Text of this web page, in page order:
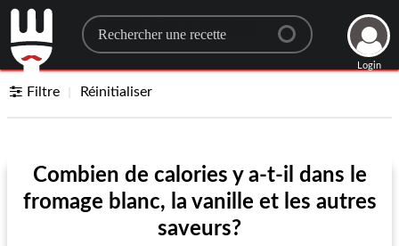
Search for a recipe
Login
Filtre Réinitialiser
Combien de calories y a-t-il dans le
fromage blanc, la vanille et les autres
saveurs?